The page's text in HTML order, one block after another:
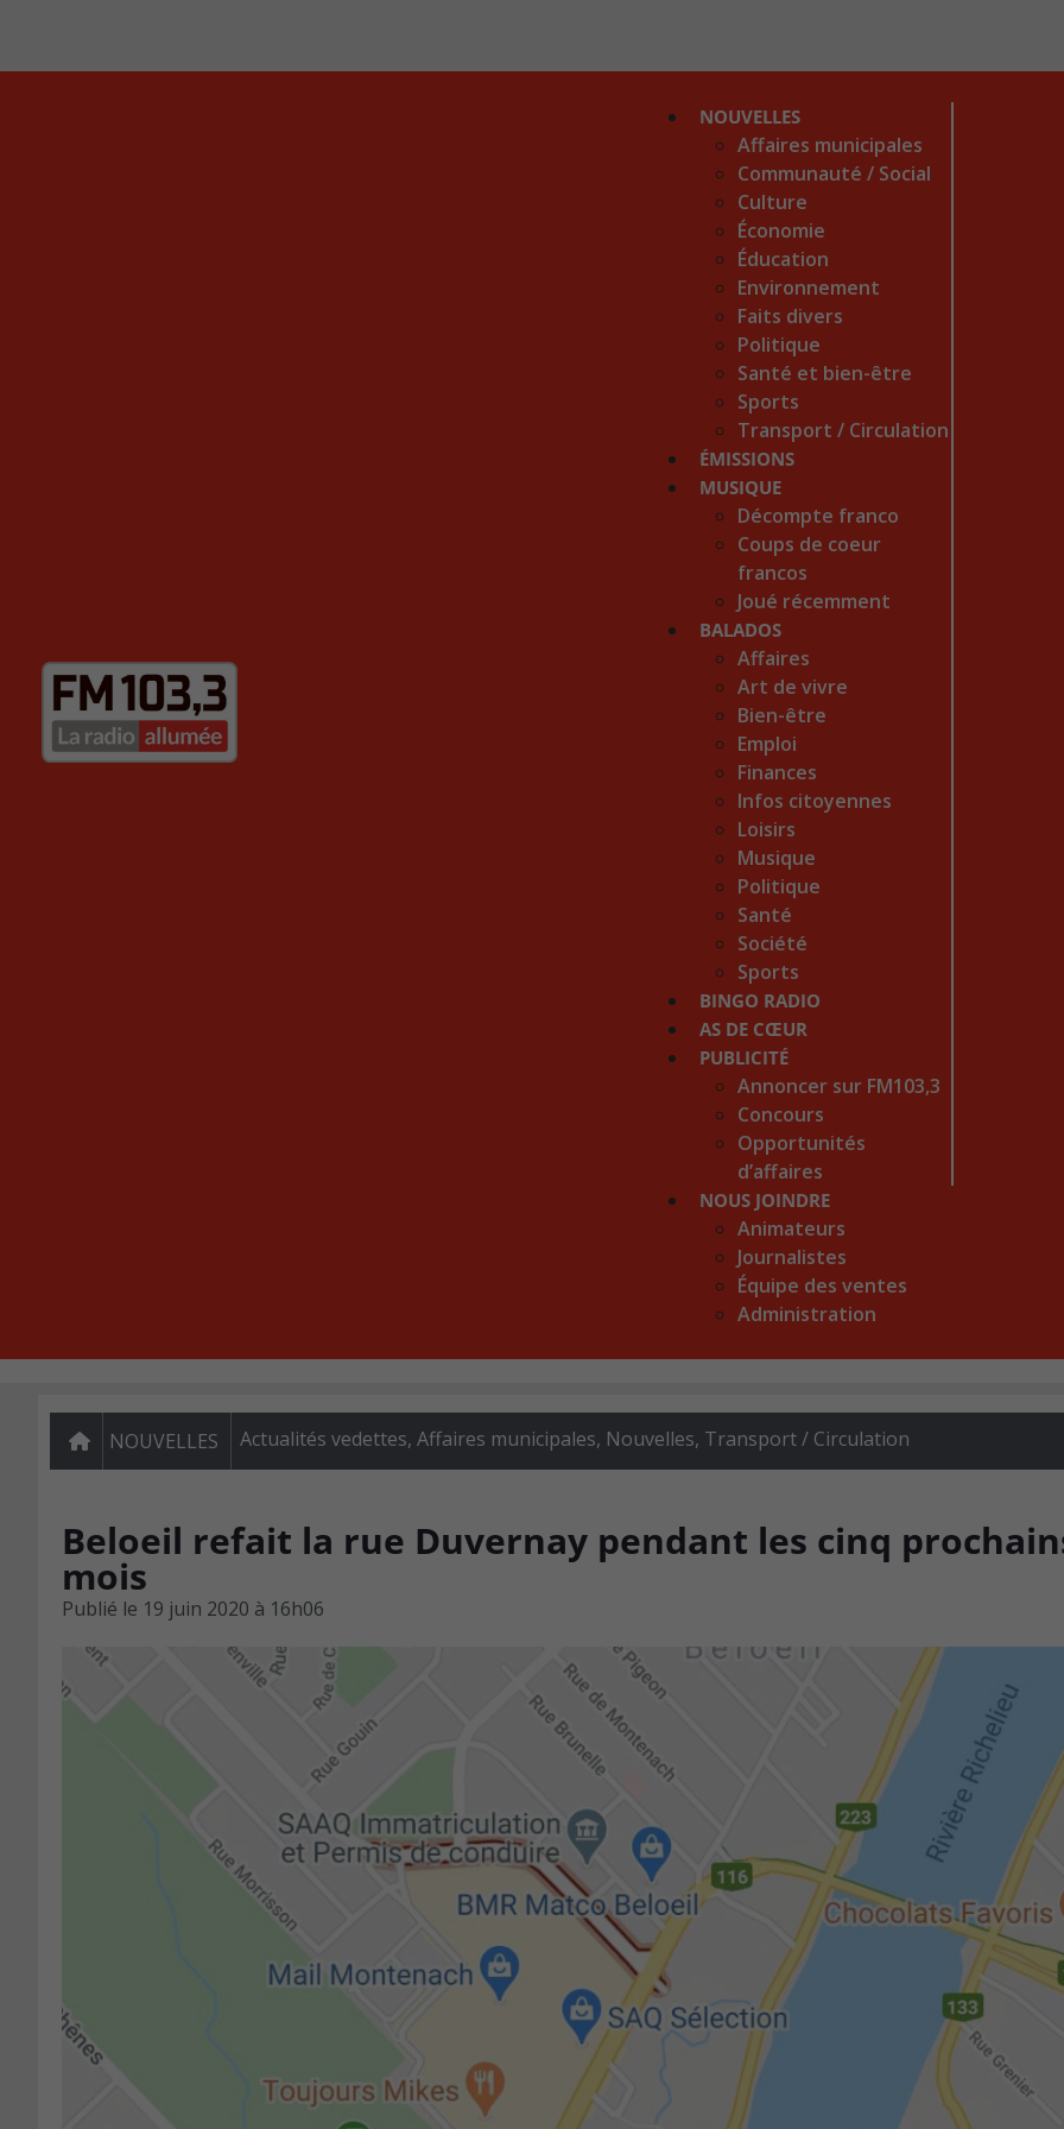
NOUVELLES
Affaires municipales
Communauté / Social
Culture
Économie
Éducation
Environnement
Faits divers
Politique
Santé et bien-être
Sports
Transport / Circulation
ÉMISSIONS
MUSIQUE
Décompte franco
Coups de coeur
francos
Joué récemment
BALADOS
Affaires
Art de vivre
Bien-être
Emploi
Finances
Infos citoyennes
Loisirs
Musique
Politique
Santé
Société
Sports
BINGO RADIO
AS DE CŒUR
PUBLICITÉ
Annoncer sur FM103,3
Concours
Opportunités
d’affaires
NOUS JOINDRE
Animateurs
Journalistes
Équipe des ventes
Administration
NOUVELLES Actualités vedettes, Affaires municipales, Nouvelles, Transport / Circulation
Beloeil refait la rue Duvernay pendant les cinq
mois
Publié le 19 juin 2020 à 16h06